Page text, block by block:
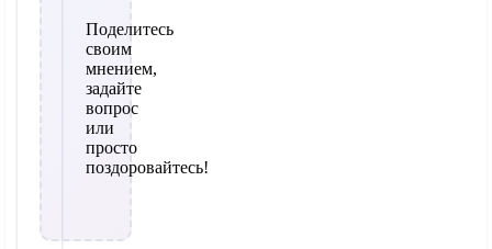
Поделитесь
своим
мнением,
задайте
вопрос
или
просто
поздоровайтесь!